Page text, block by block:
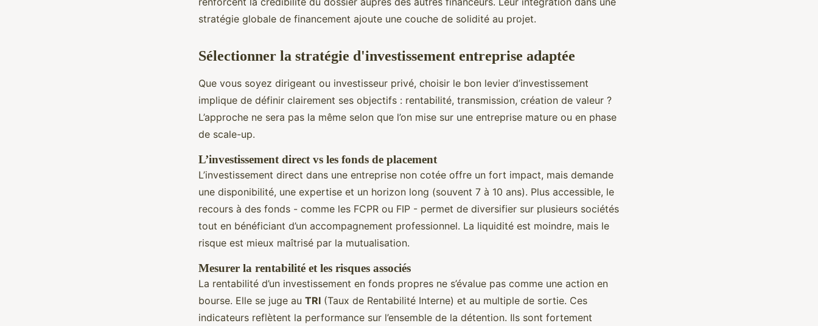
stratégie globale de financement ajoute une couche de solidité au projet.
Sélectionner la stratégie d'investissement entreprise adaptée
Que vous soyez dirigeant ou investisseur privé, choisir le bon levier d’investissement
implique de définir clairement ses objectifs : rentabilité, transmission, création de valeur ?
L’approche ne sera pas la même selon que l’on mise sur une entreprise mature ou en phase
de scale-up.
L’investissement direct vs les fonds de placement
L’investissement direct dans une entreprise non cotée offre un fort impact, mais demande
une disponibilité, une expertise et un horizon long (souvent 7 à 10 ans). Plus accessible, le
recours à des fonds - comme les FCPR ou FIP - permet de diversifier sur plusieurs sociétés
tout en bénéficiant d’un accompagnement professionnel. La liquidité est moindre, mais le
risque est mieux maîtrisé par la mutualisation.
Mesurer la rentabilité et les risques associés
La rentabilité d’un investissement en fonds propres ne s’évalue pas comme une action en
bourse. Elle se juge au TRI (Taux de Rentabilité Interne) et au multiple de sortie. Ces
indicateurs reflètent la performance sur l’ensemble de la détention. Ils sont fortement